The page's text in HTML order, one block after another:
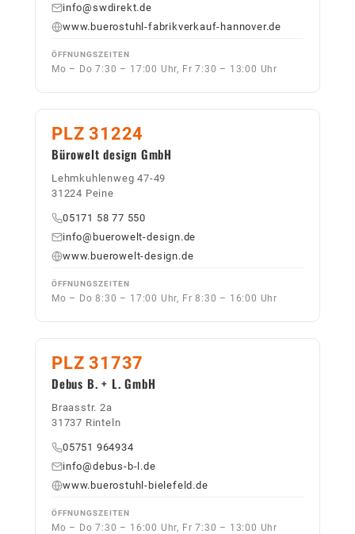
info@swdirekt.de
www.buerostuhl-fabrikverkauf-hannover.de
ÖFFNUNGSZEITEN
Mo – Do 7:30 – 17:00 Uhr, Fr 7:30 – 13:00 Uhr
PLZ 31224
Bürowelt design GmbH
Lehmkuhlenweg 47-49
31224 Peine
05171 58 77 550
info@buerowelt-design.de
www.buerowelt-design.de
ÖFFNUNGSZEITEN
Mo – Do 8:30 – 17:00 Uhr, Fr 8:30 – 16:00 Uhr
PLZ 31737
Debus B. + L. GmbH
Braasstr. 2a
31737 Rinteln
05751 964934
info@debus-b-l.de
www.buerostuhl-bielefeld.de
ÖFFNUNGSZEITEN
Mo – Do 7:30 – 16:00 Uhr, Fr 7:30 – 13:00 Uhr